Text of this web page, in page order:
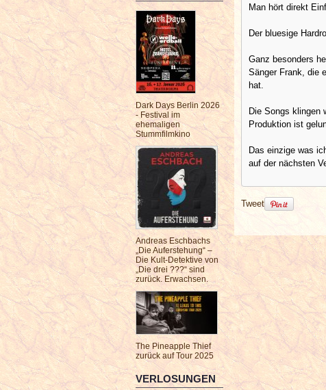
Dark Days Berlin 2026
- Festival im
ehemaligen
Stummfilmkino
Andreas Eschbachs
„Die Auferstehung“ –
Die Kult-Detektive von
„Die drei ???“ sind
zurück. Erwachsen.
The Pineapple Thief
zurück auf Tour 2025
VERLOSUNGEN
Man hört direkt
Der bluesige
Ganz besonders
Sänger Frank, die
hat.
Die Songs klingen
Produktion ist
Das einzige was
auf der nächsten
Tweet